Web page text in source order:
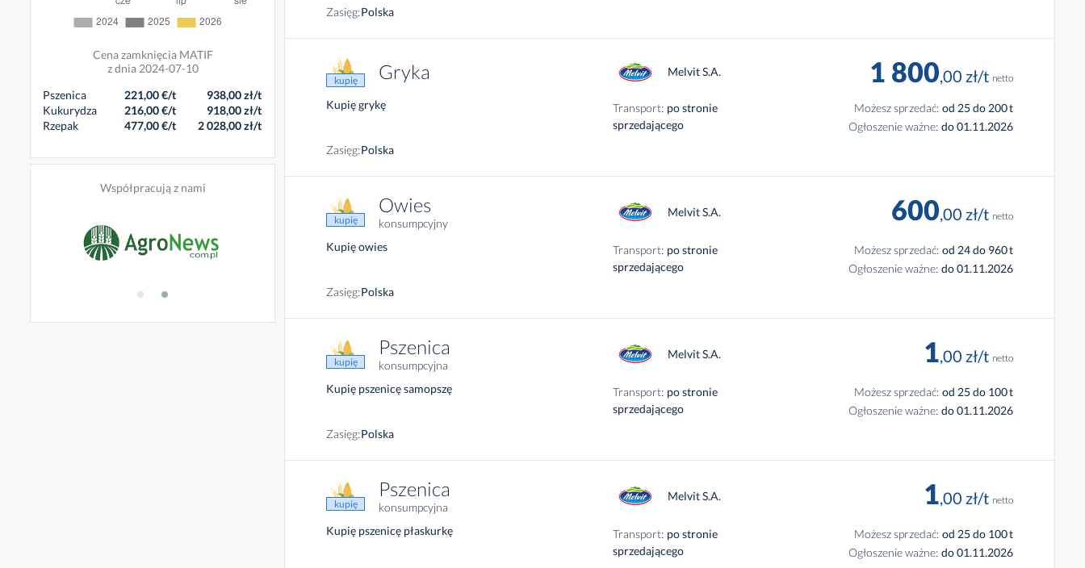
Cena zamknięcia MATIF
z dnia 2024-07-10
Pszenica
221,00 €/t
938,00 zł/t
Kukurydza
216,00 €/t
918,00 zł/t
Rzepak
477,00 €/t 2 028,00 zł/t
Współpracują z nami
Zasięg:Polska
kupię Gryka Melvit S.A. 1 800,00 zł/t netto
Kupię grykę
Zasięg:Polska
Transport: po stronie
sprzedającego
Możesz sprzedać: od 25 do 200t
Ogłoszenie ważne: do 01.11.2026
kupię
Owies
konsumpcyjny
Melvit S.A. 600,00 zł/t netto
Kupię owies
Zasięg:Polska
Transport: po stronie
sprzedającego
Możesz sprzedać: od 24 do 960t
Ogłoszenie ważne: do 01.11.2026
kupię
Pszenica
konsumpcyjna
Melvit S.A. 1,00 zł/t netto
Kupię pszenicę samopszę
Zasięg:Polska
Transport: po stronie
sprzedającego
Możesz sprzedać: od 25 do 100t
Ogłoszenie ważne: do 01.11.2026
kupię
Pszenica
konsumpcyjna
Melvit S.A. 1,00 zł/t netto
Kupię pszenicę płaskurkę Transport: po stronie
sprzedającego
Możesz sprzedać: od 25 do 100t
Ogłoszenie ważne: do 01.11.2026